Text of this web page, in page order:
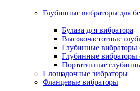
Глубинные вибраторы для
Булава для вибратора
Высокочастотные
Глубинные вибраторы
Глубинные вибраторы
Портативные
Площадочные вибраторы
Фланцевые вибраторы